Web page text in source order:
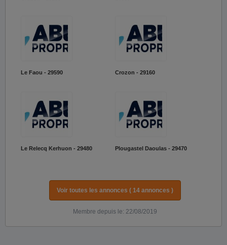
Le Faou - 29590 Crozon - 29160
Le Relecq Kerhuon - 29480 Plougastel Daoulas - 29470
Voir toutes les annonces ( 14 annonces )
Membre depuis le: 22/08/2019